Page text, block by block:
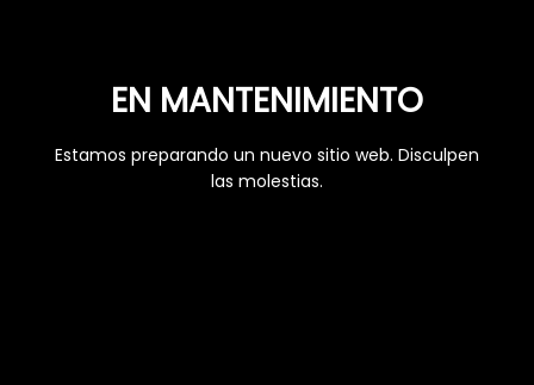
EN MANTENIMIENTO
Estamos preparando un nuevo sitio web. Disculpen
las molestias.